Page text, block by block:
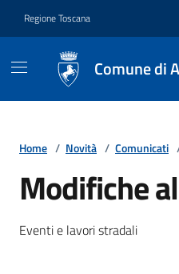
Regione Toscana
Comune di
Home / Novità / Comunicati
Modifiche
Dettagli della
Eventi e lavori stradali